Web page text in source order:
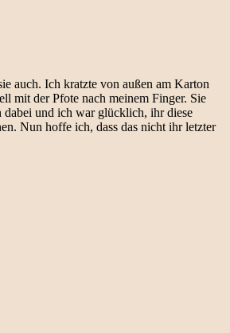
auch. Ich kratzte von außen am Karton
mit der Pfote nach meinem Finger. Sie
dabei und ich war glücklich, ihr diese
Nun hoffe ich, dass das nicht ihr letzter